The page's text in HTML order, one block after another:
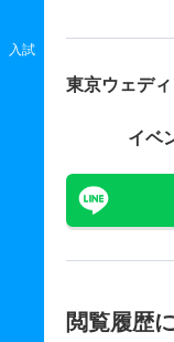
入試
東京ウェデ
イベ
閲覧履歴